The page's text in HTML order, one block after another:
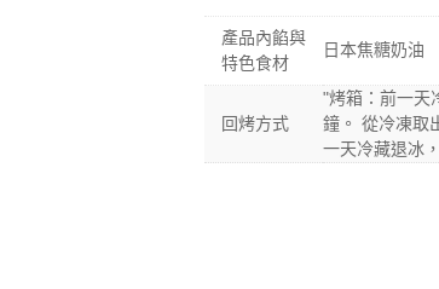
產品內餡與
特色食材
日本焦糖奶油
回烤方式
"烤箱：前一天
鐘。 從冷凍取
一天冷藏退冰